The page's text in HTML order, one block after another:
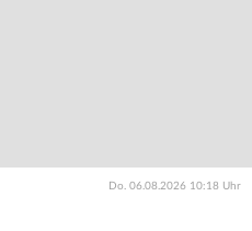
Do. 06.08.2026 10:18 Uhr